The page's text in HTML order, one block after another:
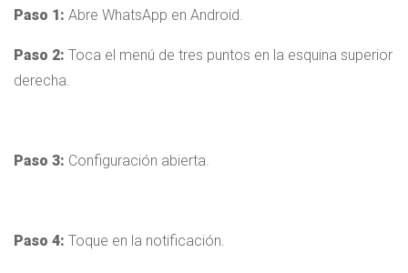
Paso 1: Abre WhatsApp en Android.
Paso 2: Toca el menú de tres puntos en la esquina superior
derecha.
Paso 3: Configuración abierta.
Paso 4: Toque en la notificación.